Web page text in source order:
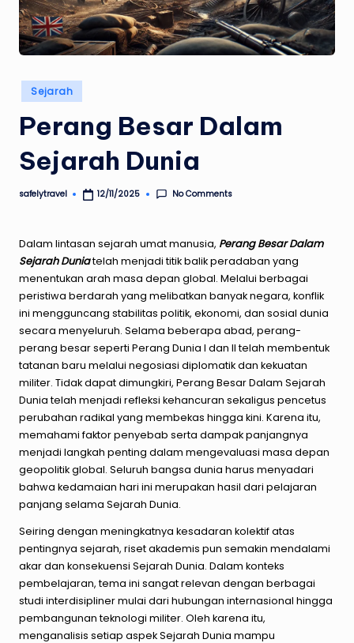
Posted
in
Sejarah
Perang Besar Dalam
Sejarah Dunia
Posted
safelytravel 12/11/2025 No Comments
Dalam lintasan sejarah umat manusia, Perang Besar Dalam
Sejarah Duniatelah menjadi titik balik peradaban yang
menentukan arah masa depan global. Melalui berbagai
peristiwa berdarah yang melibatkan banyak negara, konflik
ini mengguncang stabilitas politik, ekonomi, dan sosial dunia
secara menyeluruh. Selama beberapa abad, perang-
perang besar seperti Perang Dunia I dan II telah membentuk
tatanan baru melalui negosiasi diplomatik dan kekuatan
militer. Tidak dapat dimungkiri, Perang Besar Dalam Sejarah
Dunia telah menjadi refleksi kehancuran sekaligus pencetus
perubahan radikal yang membekas hingga kini. Karena itu,
memahami faktor penyebab serta dampak panjangnya
menjadi langkah penting dalam mengevaluasi masa depan
geopolitik global. Seluruh bangsa dunia harus menyadari
bahwa kedamaian hari ini merupakan hasil dari pelajaran
panjang selama Sejarah Dunia.
Seiring dengan meningkatnya kesadaran kolektif atas
pentingnya sejarah, riset akademis pun semakin mendalami
akar dan konsekuensi Sejarah Dunia. Dalam konteks
pembelajaran, tema ini sangat relevan dengan berbagai
studi interdisipliner mulai dari hubungan internasional hingga
pembangunan teknologi militer. Oleh karena itu,
menganalisis setiap aspek Sejarah Dunia mampu